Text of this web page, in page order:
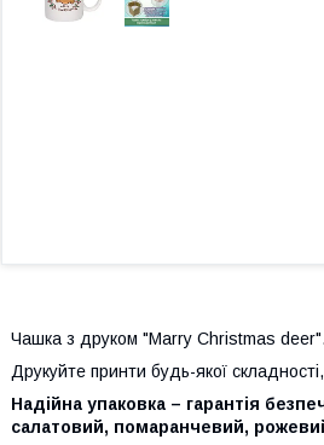
Чашка з друком "Marry Christmas deer".
Друкуйте принти будь-якої
Надійна упаковка – гарантія
салатовий, помаранчевий,